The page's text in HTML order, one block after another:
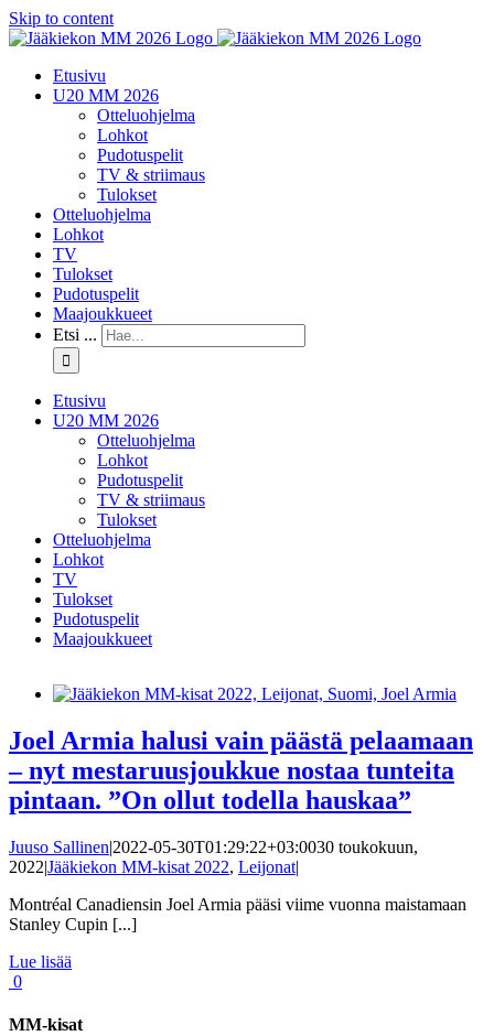
Skip to content
Etusivu
U20 MM 2026
Otteluohjelma
Lohkot
Pudotuspelit
TV & striimaus
Tulokset
Otteluohjelma
Lohkot
TV
Tulokset
Pudotuspelit
Maajoukkueet
Etsi ...
Etusivu
U20 MM 2026
Otteluohjelma
Lohkot
Pudotuspelit
TV & striimaus
Tulokset
Otteluohjelma
Lohkot
TV
Tulokset
Pudotuspelit
Maajoukkueet
Joel Armia halusi vain päästä pelaamaan
– nyt mestaruusjoukkue nostaa tunteita
pintaan. ”On ollut todella hauskaa”
Juuso Sallinen|2022-05-30T01:29:22+03:0030 toukokuun,
2022|Jääkiekon MM-kisat 2022, Leijonat|
Montréal Canadiensin Joel Armia pääsi viime vuonna maistamaan
Stanley Cupin [...]
Lue lisää
0
MM-kisat